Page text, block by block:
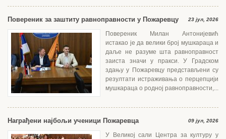
Повереник за заштиту равноправности у Пожаревцу 23 јул, 2026
Повереник Милан Антонијевић
истакао је да велики број мушкараца и
даље не разуме шта равноправност
заиста значи у пракси. У Градском
здању у Пожаревцу представљени су
резултати истраживања о перцепцији
мушкараца о родној равноправности,...
Награђени најбољи ученици Пожаревца 09 јул, 2026
У Великој сали Центра за културу у